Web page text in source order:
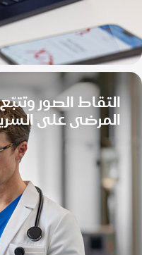
التقاط الصور
المرضى على